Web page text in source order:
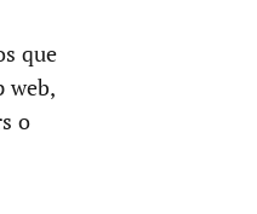
que
web,
o